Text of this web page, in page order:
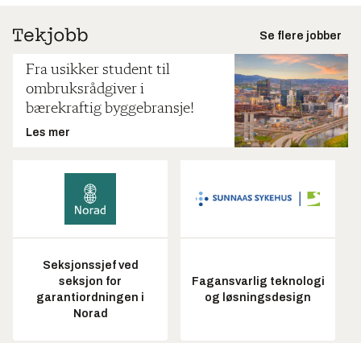
Se flere jobber
Fra usikker student til
ombruksrådgiver i
bærekraftig byggebransje!
Les mer
Seksjonssjef ved
seksjon for
garantiordningen i
Norad
Fagansvarlig teknologi
og løsningsdesign